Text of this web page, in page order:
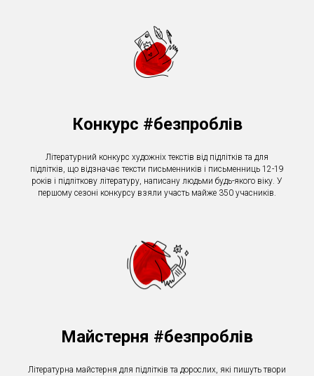
Конкурс #безпроблів
Літературний конкурс художніх текстів від підлітків та для
підлітків, що відзначає тексти письменників і письменниць 12-19
років і підліткову літературу, написану людьми будь-якого віку. У
першому сезоні конкурсу взяли участь майже 350 учасників.
Майстерня #безпроблів
Літературна майстерня для підлітків та дорослих, які пишуть твори